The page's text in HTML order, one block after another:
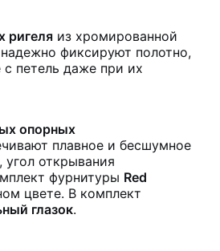
ригеля из хромированной
фиксируют полотно,
с петель даже при их
опорных
плавное и бесшумное
угол открывания
фурнитуры Red
цвете. В комплект
глазок.